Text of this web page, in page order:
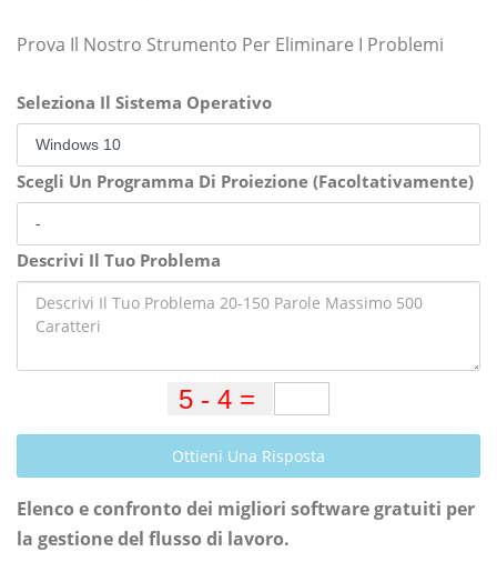
Prova Il Nostro Strumento Per Eliminare I Problemi
Seleziona Il Sistema Operativo
Scegli Un Programma Di Proiezione (Facoltativamente)
Descrivi Il Tuo Problema
Ottieni Una Risposta
Elenco e confronto dei migliori software gratuiti per
la gestione del flusso di lavoro.